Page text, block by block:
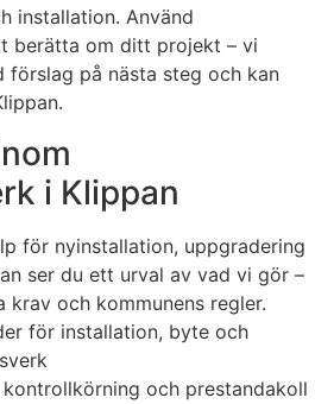
installation. Använd
berätta om ditt projekt – vi
förslag på nästa steg och kan
i Klippan
för nyinstallation, uppgradering
ser du ett urval av vad vi gör –
och kommunens regler.
för installation, byte och
och prestandakoll